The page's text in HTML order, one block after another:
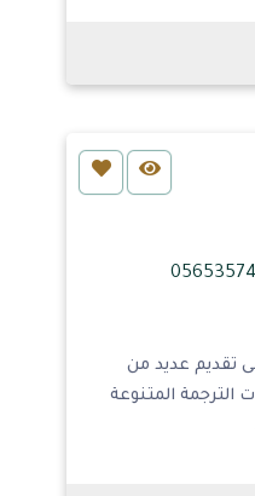
تقديم عديد من
المتنوعة